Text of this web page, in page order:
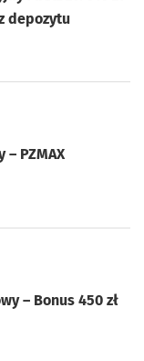
depozytu
– PZMAX
– Bonus 450 zł